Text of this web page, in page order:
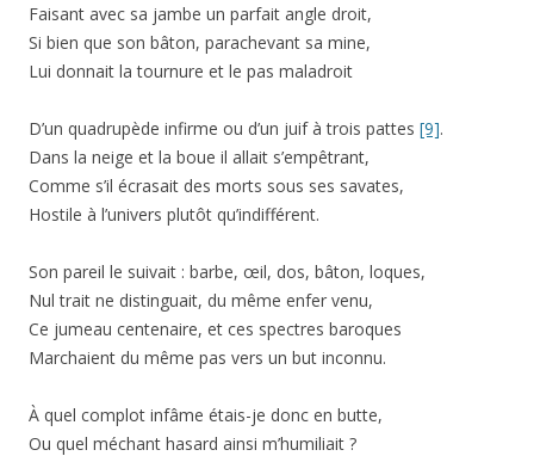
Faisant avec sa jambe un parfait angle droit,
Si bien que son bâton, parachevant sa mine,
Lui donnait la tournure et le pas maladroit
D’un quadrupède infirme ou d’un juif à trois pattes [9].
Dans la neige et la boue il allait s’empêtrant,
Comme s’il écrasait des morts sous ses savates,
Hostile à l’univers plutôt qu’indifférent.
Son pareil le suivait : barbe, œil, dos, bâton, loques,
Nul trait ne distinguait, du même enfer venu,
Ce jumeau centenaire, et ces spectres baroques
Marchaient du même pas vers un but inconnu.
À quel complot infâme étais-je donc en butte,
Ou quel méchant hasard ainsi m’humiliait ?